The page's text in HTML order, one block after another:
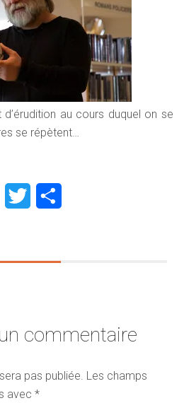
d’érudition au cours duquel on se
se répètent…
MessageTwitter
commentaire
pas publiée. Les champs
avec *